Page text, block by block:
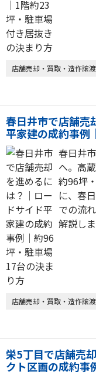
店舗売却・買取・造作譲
春日井市で店舗売
平家建の成約事例
春日井
へ。高
約96坪
に、春
での流
解説しま
店舗売却・買取・造作譲
栄5丁目で店舗売
クト区画の成約事